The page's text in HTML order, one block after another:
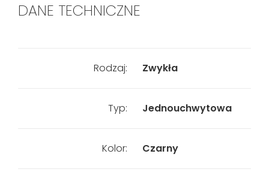
DANE TECHNICZNE
Rodzaj: Zwykła
Typ: Jednouchwytowa
Kolor: Czarny